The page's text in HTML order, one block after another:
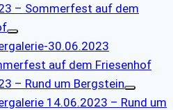
– Sommerfest auf dem
30.06.2023
auf dem Friesenhof
– Rund um Bergstein
14.06.2023 – Rund um